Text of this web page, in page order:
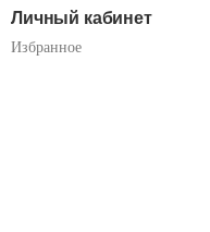
Личный кабинет
Избранное